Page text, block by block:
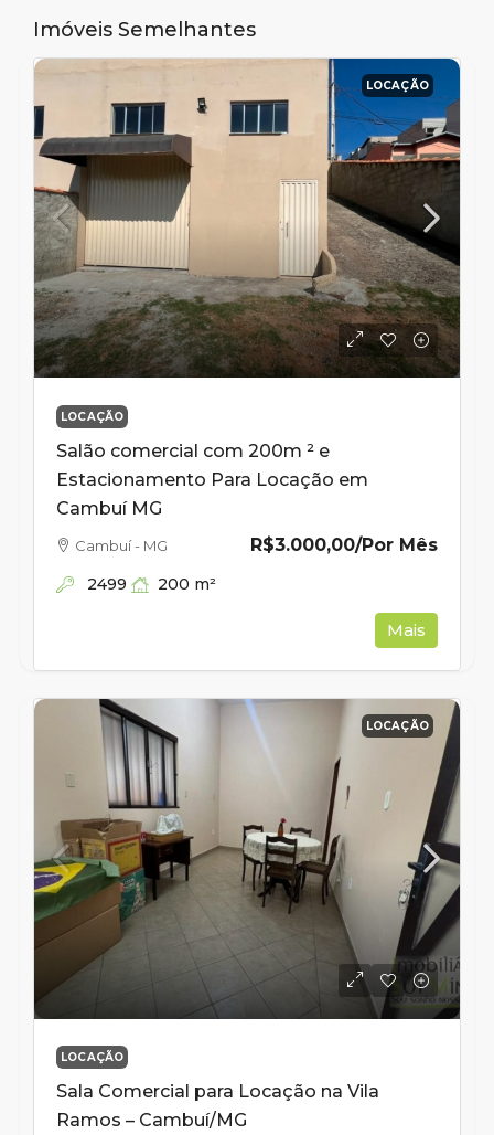
Imóveis Semelhantes
LOCAÇÃO
LOCAÇÃO
Salão comercial com 200m ² e
Estacionamento Para Locação em
Cambuí MG
R$3.000,00/Por Mês
Cambuí - MG
2499 200 m²
Mais
LOCAÇÃO
LOCAÇÃO
Sala Comercial para Locação na Vila
Ramos – Cambuí/MG